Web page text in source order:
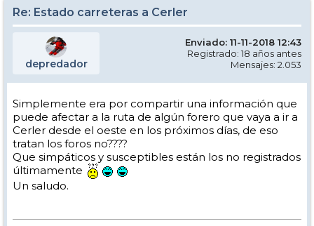
Re: Estado carreteras a Cerler
depredador
Enviado: 11-11-2018 12:43
Registrado: 18 años antes
Mensajes: 2.053
Simplemente era por compartir una información que
puede afectar a la ruta de algún forero que vaya a ir a
Cerler desde el oeste en los próximos días, de eso
tratan los foros no????
Que simpáticos y susceptibles están los no registrados
últimamente
Un saludo.